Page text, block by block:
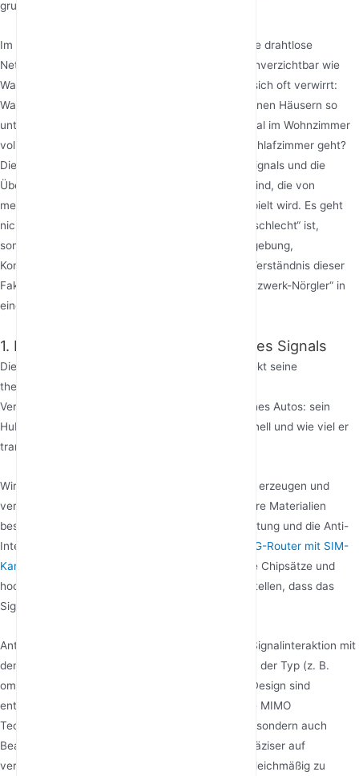
grundlegend zu optimieren.
Im heutigen digitalen Leben sind stabile und starke drahtlose
Netzwerksignale für Arbeit und Unterhaltung so unverzichtbar wie
Wasser und Strom. Doch viele Menschen fragen sich oft verwirrt:
Warum kann dasselbe Routermodell in verschiedenen Häusern so
unterschiedlich funktionieren? Warum ist das Signal im Wohnzimmer
voll, aber Videoanrufe stottern, sobald man ins Schlafzimmer geht?
Die Wahrheit ist, dass die Reichweite des Routersignals und die
Übertragungsqualität eine komplexe Symphonie sind, die von
mehreren miteinander verknüpften Variablen gespielt wird. Es geht
nicht nur darum, ob der Router selbst „gut“ oder „schlecht“ ist,
sondern um eine Kombination aus Hardware, Umgebung,
Konfiguration und sogar externen Faktoren. Das Verständnis dieser
Faktoren ist der Schlüssel, um Sie von einem „Netzwerk-Nörgler“ in
einen „Netzwerk-Optimierer“ zu verwandeln.
1. Hardwareleistung: Die Grundlage des Signals
Die interne Hardware eines Routers bestimmt direkt seine
theoretische Obergrenze für Signalemission und
Verarbeitungsfähigkeit. Das ist wie beim Motor eines Autos: sein
Hubraum und seine Leistung bestimmen, wie schnell und wie viel er
transportieren kann.
Wireless-Chipsatz und HF-Frontend-Modul: Diese erzeugen und
verstärken das drahtlose Signal. Ihr Design und ihre Materialien
bestimmen die Reinheit des Signals, die Sendeleistung und die Anti-
Interferenz-Fähigkeit. High-End
5G-Router mit SIM-
Karte
verwenden typischerweise leistungsfähigere Chipsätze und
hochwertigere Leistungsverstärker, um sicherzustellen, dass das
Signal mit größerer „Zuversicht“ beginnt.
Antennensystem: Dies ist das direkte Tor für die Signalinteraktion mit
dem Raum. Die Anzahl der Antennen, der Gewinn, der Typ (z. B.
omnidirektional oder direktional) und das interne Design sind
entscheidend. Mehrere Antennen ermöglichen die MIMO
Technologie, die nicht nur die Datenraten erhöht, sondern auch
Beamforming verwendet, um die Signalenergie präziser auf
verbundene Geräte zu „fokussieren“, anstatt sie gleichmäßig zu